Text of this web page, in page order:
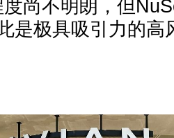
尚不明朗，但
是极具吸引力的高